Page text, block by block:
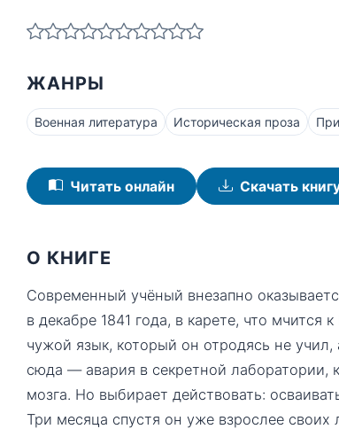
ЖАНРЫ
Военная литература Историческая проза
Читать онлайн Скачать
О КНИГЕ
Современный учёный внезапно
в декабре 1841 года, в карете, что
чужой язык, который он отродясь не
сюда — авария в секретной лаборатории,
мозга. Но выбирает действовать:
Три месяца спустя он уже взрослее своих